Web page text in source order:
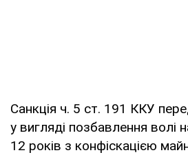
Санкція ч. 5 ст. 191 ККУ
у вигляді позбавлення волі
12 років з конфіскацією